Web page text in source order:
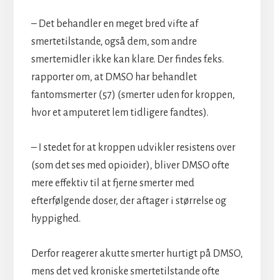
– Det behandler en meget bred vifte af
smertetilstande, også dem, som andre
smertemidler ikke kan klare. Der findes f.eks.
rapporter om, at DMSO har behandlet
fantomsmerter (57) (smerter uden for kroppen,
hvor et amputeret lem tidligere fandtes).
– I stedet for at kroppen udvikler resistens over
(som det ses med opioider), bliver DMSO ofte
mere effektiv til at fjerne smerter med
efterfølgende doser, der aftager i størrelse og
hyppighed.
Derfor reagerer akutte smerter hurtigt på DMSO,
mens det ved kroniske smertetilstande ofte